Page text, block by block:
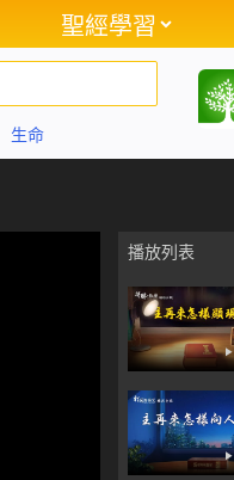
聖經學習
生命
播放列表